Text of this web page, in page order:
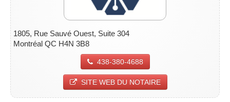
1805, Rue Sauvé Ouest, Suite 304
Montréal QC H4N 3B8
438-380-4688
SITE WEB DU NOTAIRE